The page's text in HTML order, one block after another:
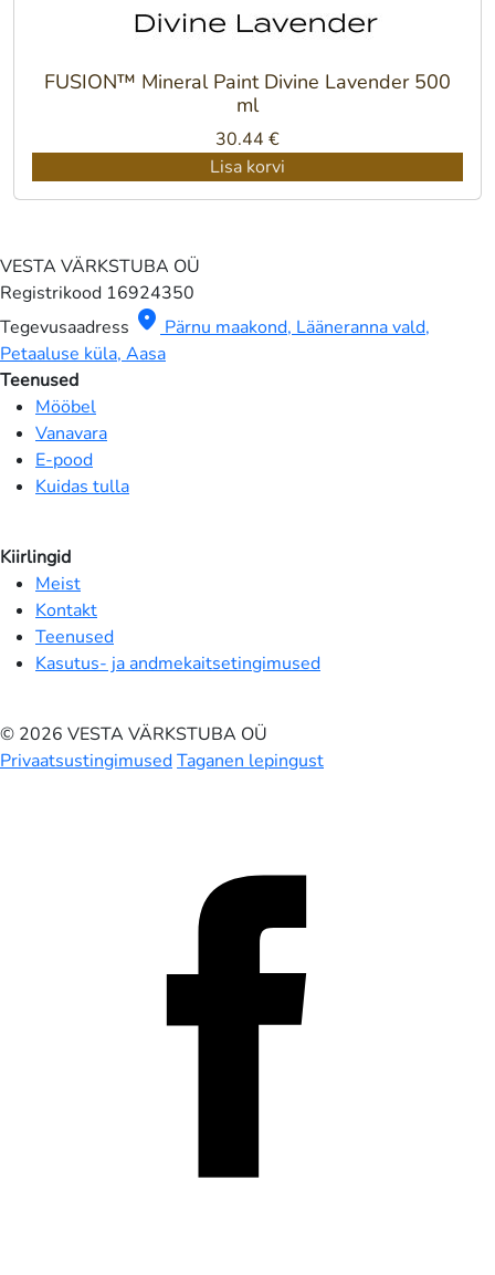
FUSION™ Mineral Paint Divine Lavender 500
ml
30.44 €
Lisa korvi
VESTA VÄRKSTUBA OÜ
Registrikood 16924350
Tegevusaadress location_on Pärnu maakond, Lääneranna vald,
Petaaluse küla, Aasa
Teenused
Mööbel
Vanavara
E-pood
Kuidas tulla
Kiirlingid
Meist
Kontakt
Teenused
Kasutus- ja andmekaitsetingimused
© 2026 VESTA VÄRKSTUBA OÜ
PrivaatsustingimusedTaganen lepingust